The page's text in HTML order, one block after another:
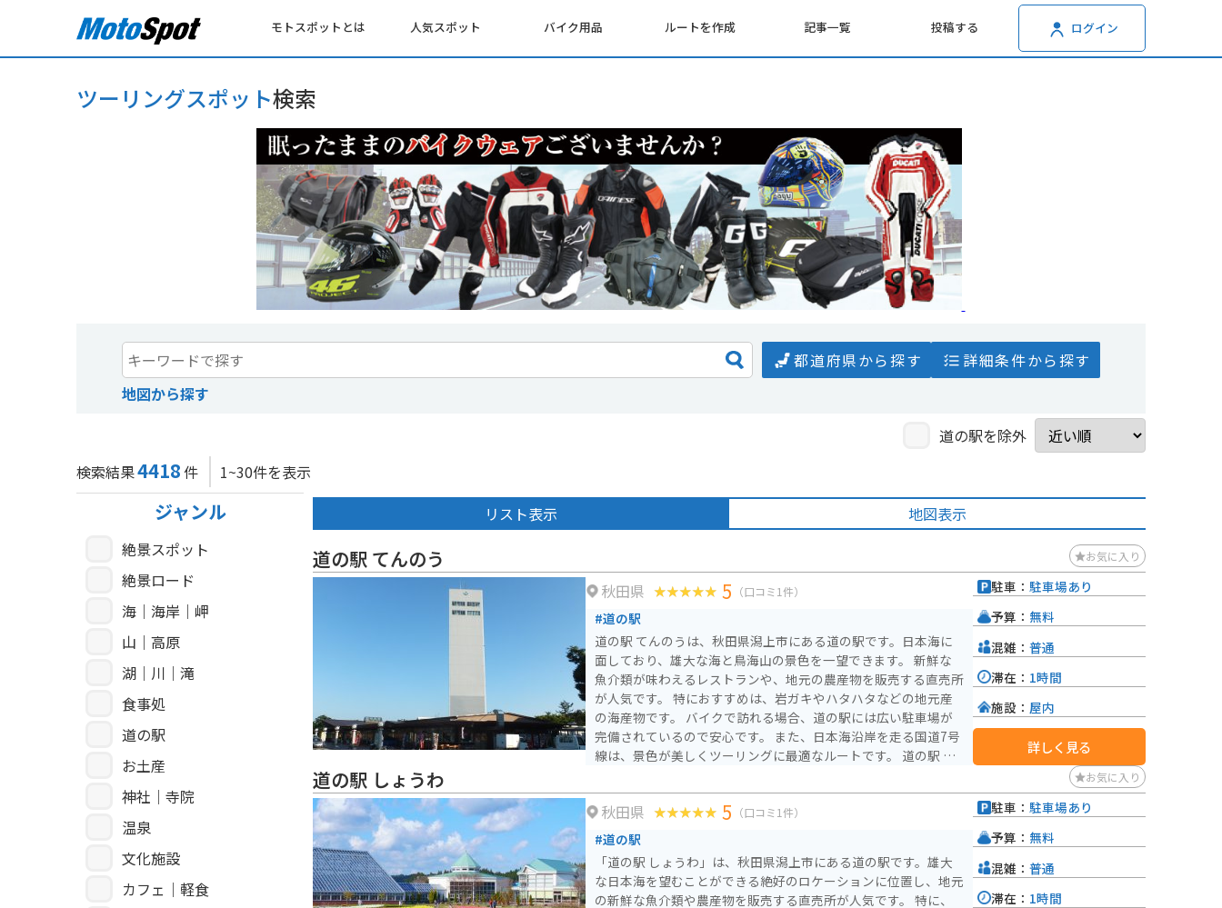
モトスポットとは 人気スポット バイク用品 ルートを作成 記事一覧 投稿する ログイン
ツーリングスポット検索
都道府県から探す
詳細条件から探す
地図から探す
道の駅を除外
検索結果4418件 1~30件を表示
ジャンル
絶景スポット
絶景ロード
海｜海岸｜岬
山｜高原
湖｜川｜滝
食事処
道の駅
お土産
神社｜寺院
温泉
文化施設
カフェ｜軽食
リスト表示 地図表示
道の駅 てんのう お気に入り
秋田県 5 （口コミ1件）
#道の駅
道の駅 てんのうは、秋田県潟上市にある道の駅です。日本海に
面しており、雄大な海と鳥海山の景色を一望できます。 新鮮な
魚介類が味わえるレストランや、地元の農産物を販売する直売所
が人気です。 特におすすめは、岩ガキやハタハタなどの地元産
の海産物です。 バイクで訪れる場合、道の駅には広い駐車場が
完備されているので安心です。 また、日本海沿岸を走る国道7号
線は、景色が美しくツーリングに最適なルートです。 道の駅 て
駐車： 駐車場あり
予算： 無料
混雑： 普通
滞在： 1時間
施設： 屋内
詳しく見る
道の駅 しょうわ お気に入り
秋田県 5 （口コミ1件）
#道の駅
「道の駅 しょうわ」は、秋田県潟上市にある道の駅です。雄大
な日本海を望むことができる絶好のロケーションに位置し、地元
の新鮮な魚介類や農産物を販売する直売所が人気です。 特に、
駐車： 駐車場あり
予算： 無料
混雑： 普通
滞在： 1時間